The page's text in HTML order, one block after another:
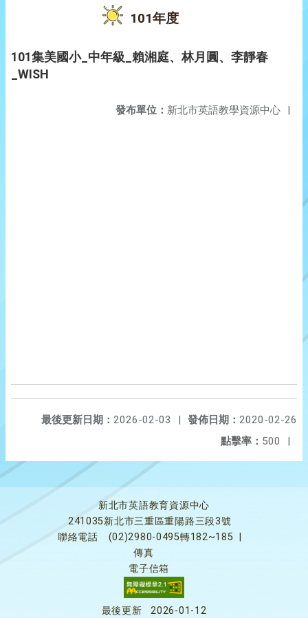
101年度
101集美國小_中年級_賴湘庭、林月圓、李靜春
_WISH
發布單位： 新北市英語教學資源中心 |
發佈日期： 2020-02-26
最後更新日期： 2026-02-03
|
點擊率： 500 |
新北市英語教育資源中心
241035新北市三重區重陽路三段3號
聯絡電話
(02)2980-0495轉182~185
傳真
電子信箱
最後更新 2026-01-12